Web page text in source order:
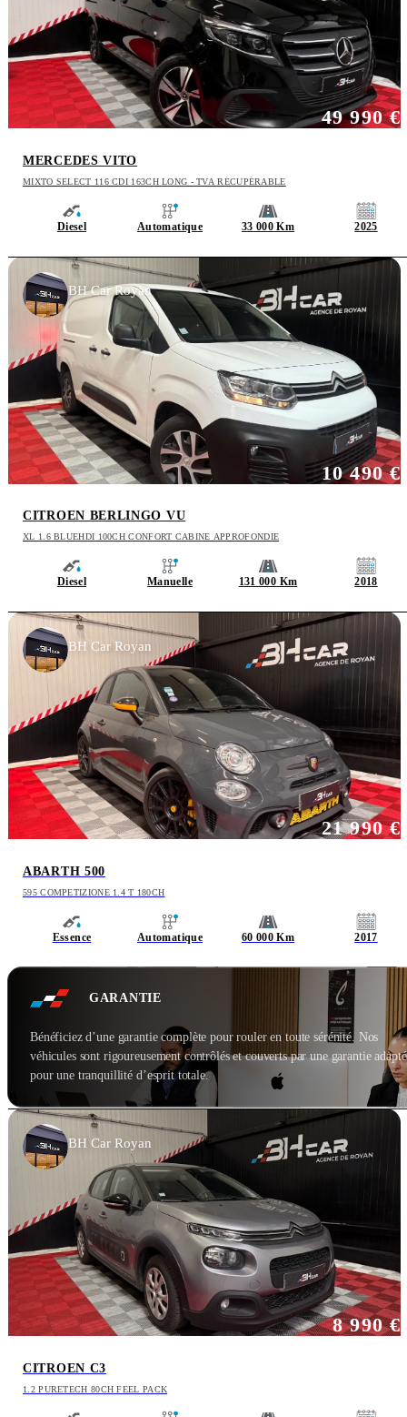
MERCEDES VITO
MIXTO SELECT 116 CDI 163CH LONG - TVA RÉCUPÉRABLE
Diesel Automatique 33 000 Km 2025
49 990 €
CITROEN BERLINGO VU
XL 1.6 BLUEHDI 100CH CONFORT CABINE APPROFONDIE
Diesel Manuelle 131 000 Km 2018
10 490 €
BH Car Royan
ABARTH 500
595 COMPETIZIONE 1.4 T 180CH
Essence Automatique 60 000 Km 2017
21 990 €
BH Car Royan
GARANTIE
Bénéficiez d’une garantie complète pour rouler en toute sérénité. Nos
véhicules sont rigoureusement contrôlés et couverts par une garantie
pour une tranquillité d’esprit totale.
CITROEN C3
1.2 PURETECH 80CH FEEL PACK
8 990 €
BH Car Royan